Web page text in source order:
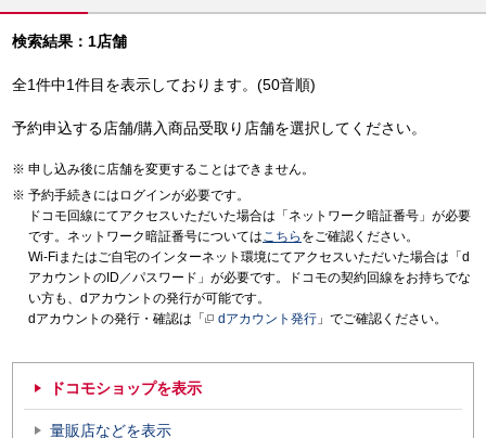
検索結果：1店舗
全1件中1件目を表示しております。(50音順)
予約申込する店舗/購入商品受取り店舗を選択してください。
申し込み後に店舗を変更することはできません。
予約手続きにはログインが必要です。
ドコモ回線にてアクセスいただいた場合は「ネットワーク暗証番号」が必要
です。ネットワーク暗証番号についてはこちら をご確認ください。
Wi-Fiまたはご自宅のインターネット環境にてアクセスいただいた場合は「d
アカウントのID／パスワード」が必要です。ドコモの契約回線をお持ちでな
い方も、dアカウントの発行が可能です。
dアカウントの発行・確認は「
dアカウント発行 」でご確認ください。
ドコモショップを表示
量販店などを表示